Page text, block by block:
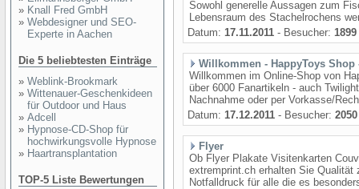
» Knall Fred GmbH
» Webdesigner und SEO-
Experte in Aachen
Die 5 beliebtesten Einträge
» Weblink-Brookmark
» Wittenauer-Geschenkideen
für Outdoor und Haus
» Adcell
» Hypnose-CD-Shop für
hochwirkungsvolle Hypnose
» Haartransplantation
TOP-5 Liste Bewertungen
Sowohl generelle Aussagen zum
Lebensraum des Stachelrochens
Datum: 17.11.2011 - Besucher: 1899
Willkommen - HappyToys Shop
Willkommen im Online-Shop von
über 6000 Fanartikeln - auch
Nachnahme oder per Vorkasse/
Datum: 17.12.2011 - Besucher: 2050
Flyer
Ob Flyer Plakate Visitenkarten
extremprint.ch erhalten Sie
Notfalldruck für alle die es